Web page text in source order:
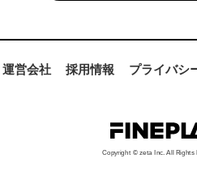
運営会社 採用情報 プライバシ
Copyright © zeta Inc. All Rights